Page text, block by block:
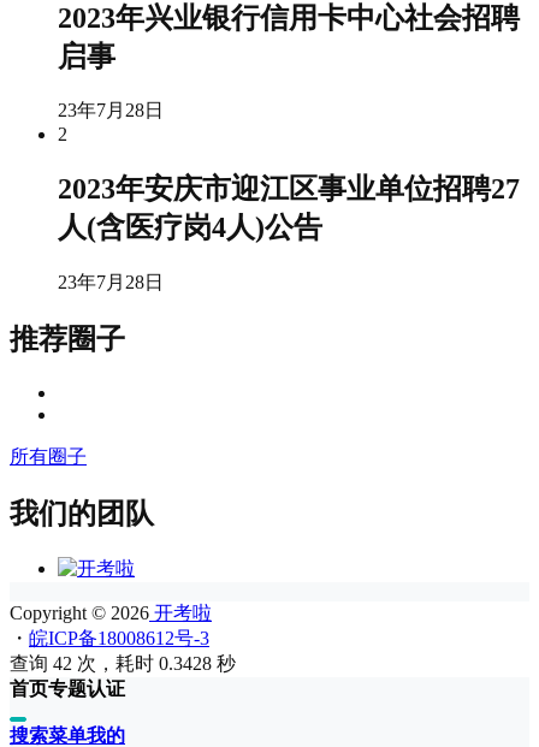
2023年兴业银行信用卡中心社会招聘
启事
23年7月28日
2
2023年安庆市迎江区事业单位招聘27
人(含医疗岗4人)公告
23年7月28日
推荐圈子
所有圈子
我们的团队
Copyright © 2026 开考啦
・ 皖ICP备18008612号-3
查询 42 次，耗时 0.3428 秒
首页专题认证
搜索菜单我的